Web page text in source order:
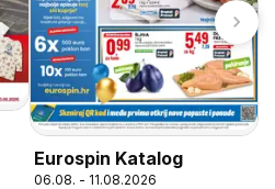
Eurospin Katalog
06.08. - 11.08.2026